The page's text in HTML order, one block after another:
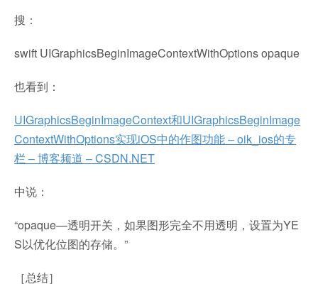
搜：
swift UIGraphicsBeginImageContextWithOptions opaque
也看到：
UIGraphicsBeginImageContext和UIGraphicsBeginImage
ContextWithOptions实现iOS中的作图功能 – oik_ios的专
栏 – 博客频道 – CSDN.NET
中说：
“opaque—透明开关，如果图形完全不用透明，设置为YE
S以优化位图的存储。”
［总结］